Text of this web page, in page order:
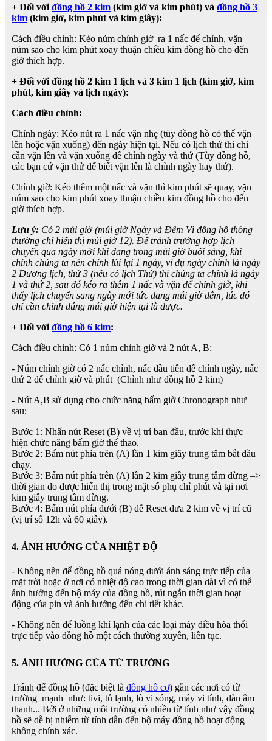
+ Đối với đồng hồ 2 kim (kim giờ và kim phút) và đồng hồ 3
kim (kim giờ, kim phút và kim giây):
Cách điều chỉnh: Kéo núm chỉnh giờ ra 1 nấc để chỉnh, vặn
núm sao cho kim phút xoay thuận chiều kim đồng hồ cho đến
giờ thích hợp.
+ Đối với đồng hồ 2 kim 1 lịch và 3 kim 1 lịch (kim giờ, kim
phút, kim giây và lịch ngày):
Cách điều chỉnh:
Chỉnh ngày: Kéo nút ra 1 nấc vặn nhẹ (tùy đồng hồ có thể vặn
lên hoặc vặn xuống) đến ngày hiện tại. Nếu có lịch thứ thì chỉ
cần vặn lên và vặn xuống để chỉnh ngày và thứ (Tùy đồng hồ,
các bạn cứ vặn thử để biết vặn lên là chỉnh ngày hay thứ).
Chỉnh giờ: Kéo thêm một nấc và vặn thì kim phút sẽ quay, vặn
núm sao cho kim phút xoay thuận chiều kim đồng hồ cho đến
giờ thích hợp.
Lưu ý: Có 2 múi giờ (múi giờ Ngày và Đêm Vì đồng hồ thông
thường chỉ hiển thị múi giờ 12). Để tránh trường hợp lịch
chuyển qua ngày mới khi đang trong múi giờ buổi sáng, khi
chỉnh chúng ta nên chỉnh lùi lại 1 ngày, ví dụ ngày chỉnh là ngày
2 Dương lịch, thứ 3 (nếu có lịch Thứ) thì chúng ta chỉnh là ngày
1 và thứ 2, sau đó kéo ra thêm 1 nấc và vặn để chỉnh giờ, khi
thấy lịch chuyển sang ngày mới tức đang múi giờ đêm, lúc đó
chỉ cần chỉnh đúng múi giờ hiện tại là được.
+ Đối với đồng hồ 6 kim:
Cách điều chỉnh: Có 1 núm chỉnh giờ và 2 nút A, B:
- Núm chỉnh giờ có 2 nấc chỉnh, nấc đầu tiên để chỉnh ngày, nấc
thứ 2 để chỉnh giờ và phút (Chỉnh như đồng hồ 2 kim)
- Nút A,B sử dụng cho chức năng bấm giờ Chronograph như
sau:
Bước 1: Nhấn nút Reset (B) về vị trí ban đầu, trước khi thực
hiện chức năng bấm giờ thể thao.
Bước 2: Bấm nút phía trên (A) lần 1 kim giây trung tâm bắt đầu
chạy.
Bước 3: Bấm nút phía trên (A) lần 2 kim giây trung tâm dừng –>
thời gian đo được hiển thị trong mặt số phụ chỉ phút và tại nơi
kim giây trung tâm dừng.
Bước 4: Bấm nút phía dưới (B) để Reset đưa 2 kim về vị trí cũ
(vị trí số 12h và 60 giây).
4. ẢNH HƯỞNG CỦA NHIỆT ĐỘ
- Không nên để đồng hồ quá nóng dưới ánh sáng trực tiếp của
mặt trời hoặc ở nơi có nhiệt độ cao trong thời gian dài vì có thể
ảnh hưởng đến bộ máy của đồng hồ, rút ngắn thời gian hoạt
động của pin và ảnh hưởng đến chi tiết khác.
- Không nên để luồng khí lạnh của các loại máy điều hòa thổi
trực tiếp vào đồng hồ một cách thường xuyên, liên tục.
5. ẢNH HƯỞNG CỦA TỪ TRƯỜNG
Tránh để đồng hồ (đặc biệt là đồng hồ cơ) gần các nơi có từ
trường mạnh như: tivi, tủ lạnh, lò vi sóng, máy vi tính, dàn âm
thanh... Bởi ở những môi trường có nhiều từ tính như vậy đồng
hồ sẽ dễ bị nhiễm từ tính dẫn đến bộ máy đồng hồ hoạt động
không chính xác.